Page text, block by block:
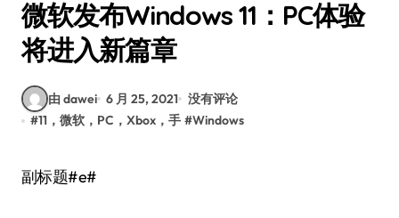
微软发布Windows 11：PC体验
将进入新篇章
由 dawei 6 月 25, 2021 没有评论
#11，微软，PC，Xbox，手 #Windows
副标题#e#